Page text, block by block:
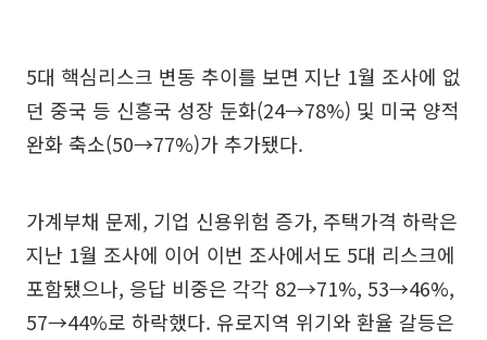
5대 핵심리스크 변동 추이를 보면 지난 1월 조사에 없
던 중국 등 신흥국 성장 둔화(24→78%) 및 미국 양적
완화 축소(50→77%)가 추가됐다.
가계부채 문제, 기업 신용위험 증가, 주택가격 하락은
지난 1월 조사에 이어 이번 조사에서도 5대 리스크에
포함됐으나, 응답 비중은 각각 82→71%, 53→46%,
57→44%로 하락했다. 유로지역 위기와 환율 갈등은